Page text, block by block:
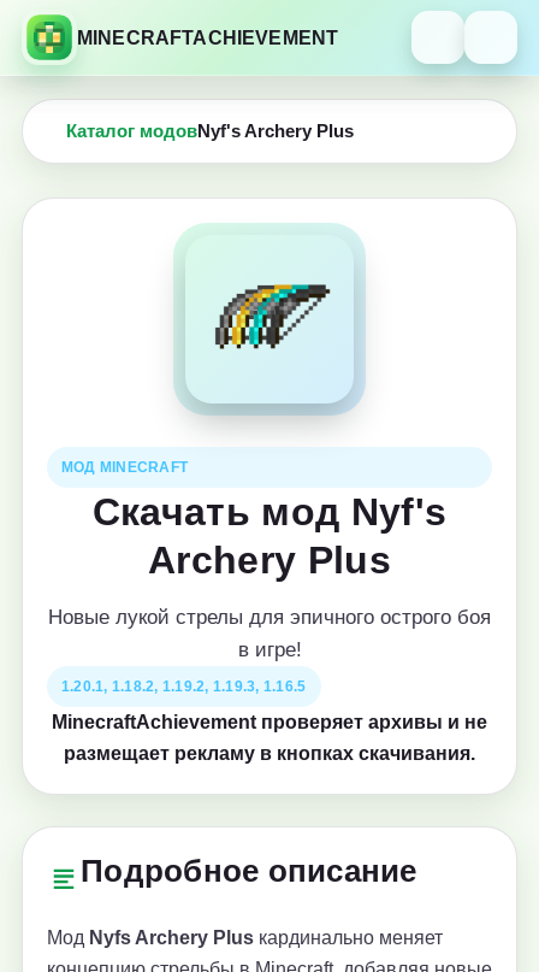
MINECRAFTACHIEVEMENT
Каталог модовNyf's Archery Plus
МОД MINECRAFT
Скачать мод Nyf's
Archery Plus
Новые лукой стрелы для эпичного острого боя
в игре!
1.20.1, 1.18.2, 1.19.2, 1.19.3, 1.16.5
MinecraftAchievement проверяет архивы и не
размещает рекламу в кнопках скачивания.
Подробное описание
Мод Nyfs Archery Plus кардинально меняет